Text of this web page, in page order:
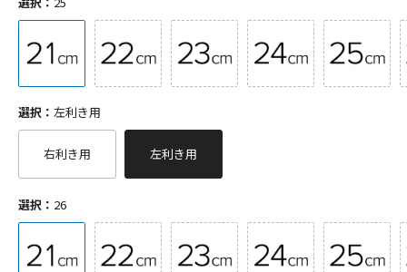
選択： 左利き用
右利き用 左利き用
選択： 26